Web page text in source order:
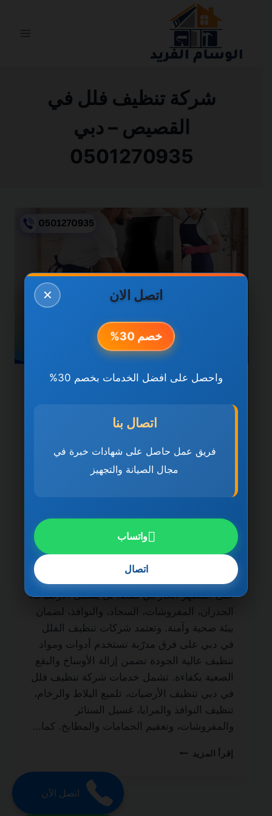
شركة تنظيف فلل في
القصيص – دبي
0501270935
خدمات دبي
شركة تنظيف فلل في دبي
0501270935 ضمان مدى
الحياة
الحياة من أهم الخدمات التي يبحث عنها أصحاب
الفلل والمنازل الفاخرة للحفاظ على نظافة
المكان وجودته. فالتنظيف الاحترافي لا يقتصر
على المظهر الخارجي فقط، بل يشمل الأرضيات،
الجدران، المفروشات، السجاد، والنوافذ، لضمان
بيئة صحية وآمنة. وتعتمد شركات تنظيف الفلل
في دبي على فرق مدرّبة تستخدم أدوات ومواد
تنظيف عالية الجودة تضمن إزالة الأوساخ والبقع
الصعبة بكفاءة. تشمل خدمات شركة تنظيف فلل
في دبي تنظيف الأرضيات، تلميع البلاط والرخام،
تنظيف النوافذ والمرايا، غسيل الستائر
والمفروشات، وتعقيم الحمامات والمطابخ. كما…
إقرأ المزيد شركة
اتصل الآن
✕ اتصل الان
خصم 30%
واحصل على افضل الخدمات بخصم 30%
اتصال بنا
فريق عمل حاصل على شهادات خبرة في
مجال الصيانة والتجهيز
واتساب
اتصال